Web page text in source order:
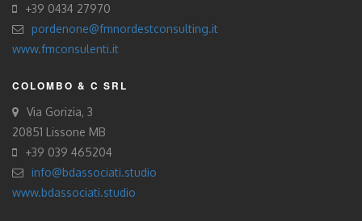
+39 0434 27970
pordenone@fmnordestconsulting.it
www.fmconsulenti.it
COLOMBO & C SRL
Via Gorizia, 3
20851 Lissone MB
+39 039 465204
info@bdassociati.studio
www.bdassociati.studio